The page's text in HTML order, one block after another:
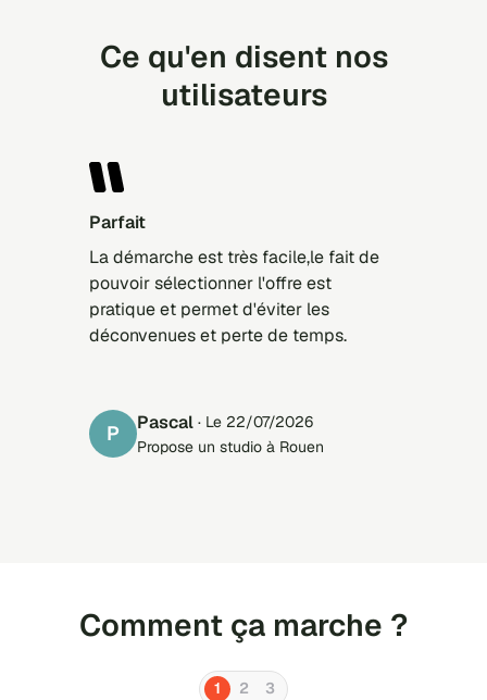
Ce qu'en disent nos
utilisateurs
Parfait
La démarche est très facile,le fait de
pouvoir sélectionner l'offre est
pratique et permet d'éviter les
déconvenues et perte de temps.
P Pascal · Le 22/07/2026
Propose un studio à Rouen
Comment ça marche ?
1 2 3